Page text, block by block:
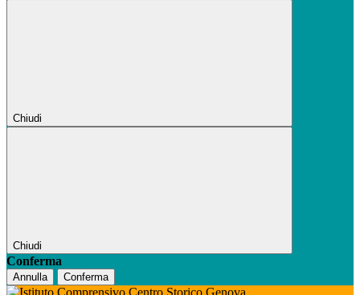
Chiudi
Chiudi
Conferma
Annulla Conferma